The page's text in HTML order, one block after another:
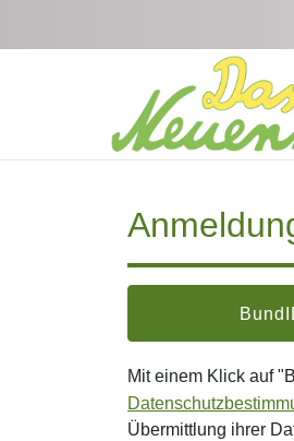
Mit einem Klick auf
Übermittlung ihrer